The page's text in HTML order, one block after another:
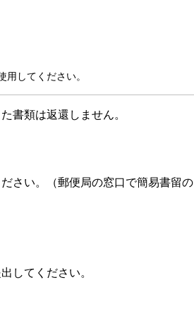
してください。
書類は返還しません。
さい。（郵便局の窓口で簡易書留の
してください。